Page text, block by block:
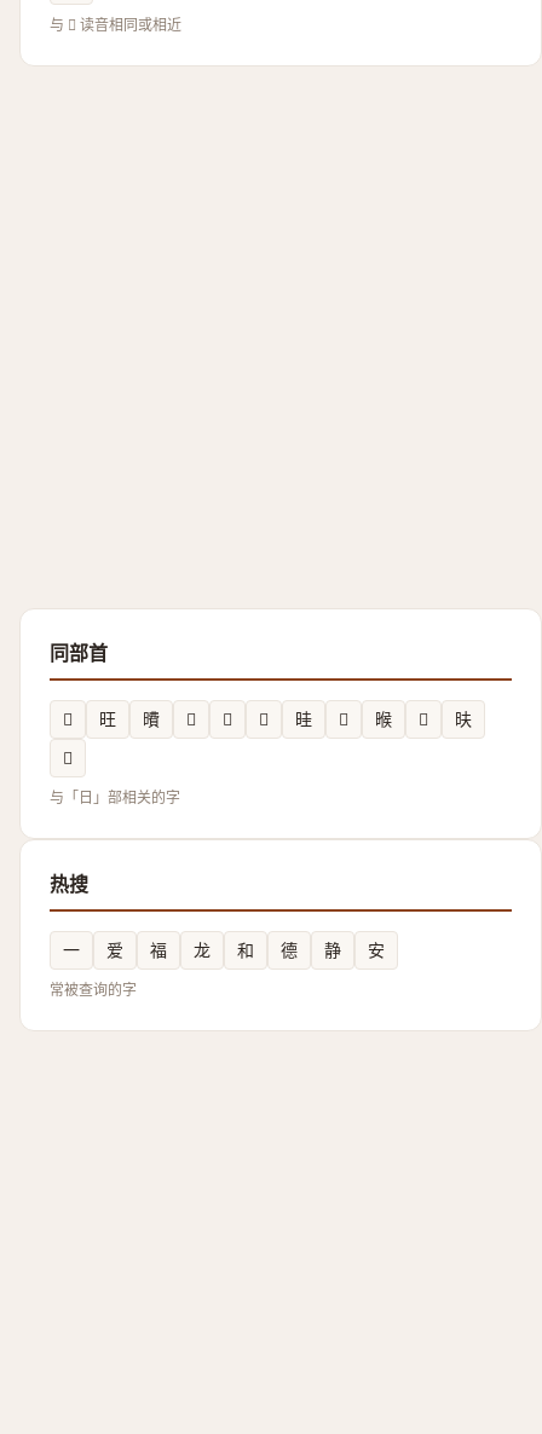
与 𲤣 读音相同或相近
同部首
𣈎 旺 曊 𣌓 𰕱 𰖡 晆 𱢛 㬋 𣍙
㫙
𣊔
与「日」部相关的字
热搜
一 爱 福 龙 和 德 静 安
常被查询的字